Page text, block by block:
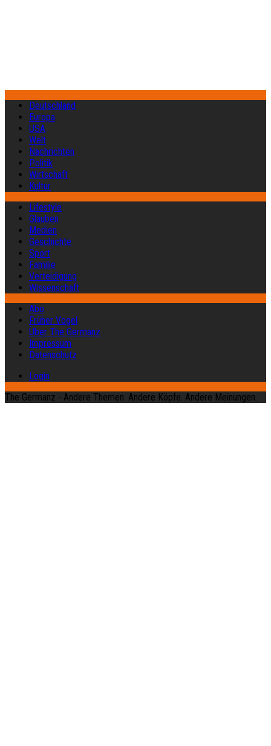
Deutschland
Europa
USA
Welt
Nachrichten
Politik
Wirtschaft
Kultur
Lifestyle
Glauben
Medien
Geschichte
Sport
Familie
Verteidigung
Wissenschaft
Abo
Früher Vogel
Über The Germanz
Impressum
Datenschutz
Login
The Germanz - Andere Themen. Andere Köpfe. Andere Meinungen.